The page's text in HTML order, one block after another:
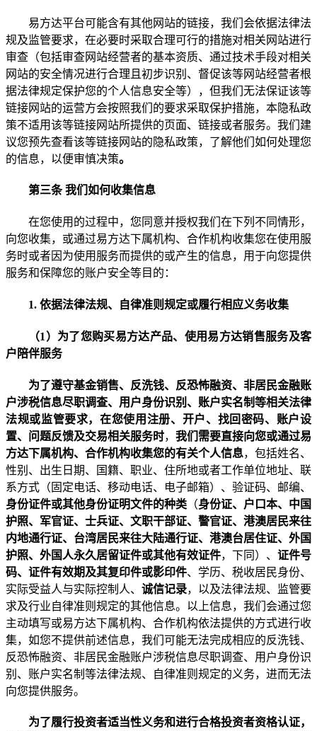
易方达平台可能含有其他网站的链接，我们会依据法律法
规及监管要求，在必要时采取合理可行的措施对相关网站进行
审查（包括审查网站经营者的基本资质、通过技术手段对相关
网站的安全情况进行合理且初步识别、督促该等网站经营者根
据法律规定保护您的个人信息安全等），但我们无法保证该等
链接网站的运营方会按照我们的要求采取保护措施， 本隐私政
策不适用该等链接网站所提供的页面、链接或者服务。 我们建
议您预先查看该等链接网站的隐私政策，了解他们如何处理您
的信息，以便审慎决策。
第三条 我们如何收集信息
在您使用的过程中，您同意并授权我们在下列不同情形，
向您收集，或通过易方达下属机构、合作机构收集您在使用服
务时或者因为使用服务而提供的或产生的信息，用于向您提供
服务和保障您的账户安全等目的：
1.依据法律法规、自律准则规定或履行相应义务收集
（1 ）为了您购买易方达产品、使用易方达销售服务及客
户陪伴服务
为了遵守基金销售、反洗钱、反恐怖融资、非居民金融账
户涉税信息尽职调查、用户身份识别、账户实名制等相关法律
法规或监管要求，在您使用注册、开户、找回密码、账户设
置、问题反馈及交易相关服务时， 我们需要直接向您或通过易
方达下属机构、合作机构收集您的有关个人信息，包括姓名、
性别、出生日期、国籍、职业、住所地或者工作单位地址、联
系方式（固定电话、移动电话、电子邮箱）、验证码、邮编、
身份证件或其他身份证明文件的种类 （身份证、户口本、中国
护照、军官证、士兵证、文职干部证、警官证、港澳居民来往
内地通行证、台湾居民来往大陆通行证、港澳台居住证、外国
护照、外国人永久居留证件或其他有效证件，下同）、 证件号
码、证件有效期及其复印件或影印件、学历、税收居民身份、
实际受益人与实际控制人、 诚信记录，以及法律法规、监管要
求及行业自律准则规定的其他信息。 以上信息，我们会通过您
主动填写或易方达下属机构、合作机构依法提供的方式进行收
集，如您不提供前述信息，我们可能无法完成相应的反洗钱、
反恐怖融资、非居民金融账户涉税信息尽职调查、用户身份识
别、账户实名制等法律法规、自律准则规定的义务，进而无法
向您提供服务。
为了履行投资者适当性义务和进行合格投资者资格认证，